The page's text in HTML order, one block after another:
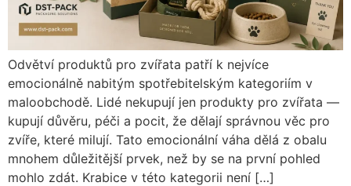
Odvětví produktů pro zvířata patří k nejvíce
emocionálně nabitým spotřebitelským kategoriím v
maloobchodě. Lidé nekupují jen produkty pro zvířata —
kupují důvěru, péči a pocit, že dělají správnou věc pro
zvíře, které milují. Tato emocionální váha dělá z obalu
mnohem důležitější prvek, než by se na první pohled
mohlo zdát. Krabice v této kategorii není […]